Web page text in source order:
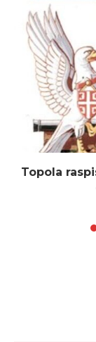
Topola